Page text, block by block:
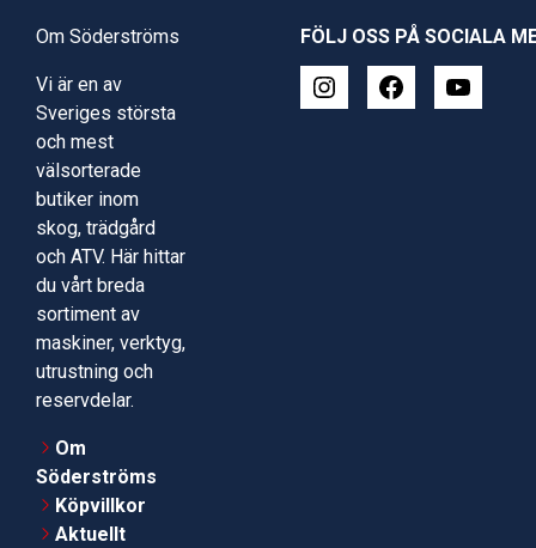
Om Söderströms
Vi är en av
Sveriges största
och mest
välsorterade
butiker inom
skog, trädgård
och ATV. Här hittar
du vårt breda
sortiment av
maskiner, verktyg,
utrustning och
reservdelar.
Om
Söderströms
Köpvillkor
Aktuellt
FÖLJ OSS PÅ SOCIALA